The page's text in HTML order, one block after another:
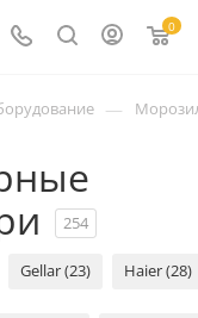
0
—
254
Gellar (23) Haier (28)